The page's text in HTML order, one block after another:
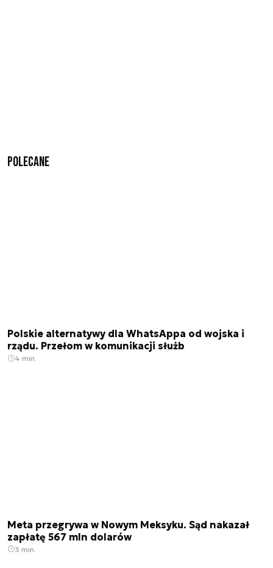
Polecane
Polskie alternatywy dla WhatsAppa od wojska i
rządu. Przełom w komunikacji służb
4 min.
Meta przegrywa w Nowym Meksyku. Sąd nakazał
zapłatę 567 mln dolarów
3 min.